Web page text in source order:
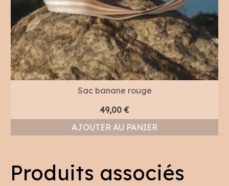
Sac banane rouge
49,00 €
AJOUTER AU PANIER
Produits associés